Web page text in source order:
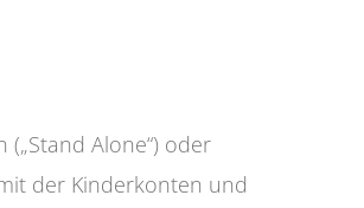
Alone“) oder
der Kinderkonten und